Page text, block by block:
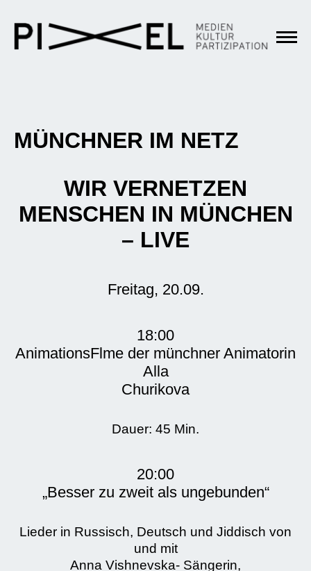
MÜNCHNER IM NETZ
WIR VERNETZEN
MENSCHEN IN MÜNCHEN
– LIVE
Freitag, 20.09.
18:00
AnimationsFlme der münchner Animatorin
Alla
Churikova
Dauer: 45 Min.
20:00
„Besser zu zweit als ungebunden“
Lieder in Russisch, Deutsch und Jiddisch von
und mit
Anna Vishnevska- Sängerin,